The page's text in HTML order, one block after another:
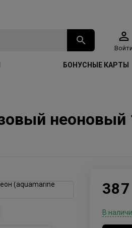
Войти
БОНУСНЫЕ КАРТЫ
неоновый
(aquamarine
387
В